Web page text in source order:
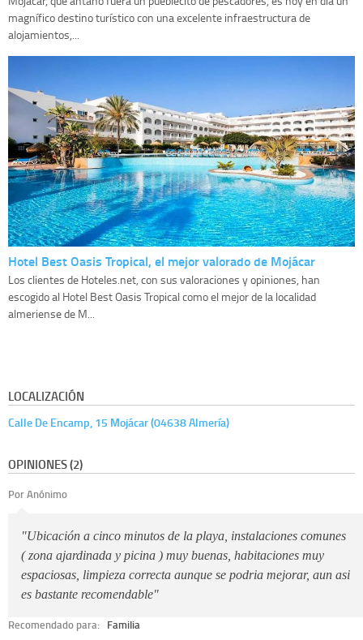
magnífico destino turístico con una excelente infraestructura de
alojamientos,...
Hotel Best Oasis Tropical, el mejor valorado de Mojácar
Los clientes de Hoteles.net, con sus valoraciones y opiniones, han
escogido al Hotel Best Oasis Tropical como el mejor de la localidad
almeriense de M...
LOCALIZACIÓN
Calle De Encamp, 15 Mojácar (04638 Almería)
OPINIONES (2)
Por Anónimo
"Ubicación a cinco minutos de la playa, instalaciones comunes
( zona ajardinada y picina ) muy buenas, habitaciones muy
espaciosas, limpieza correcta aunque se podria mejorar, aun asi
es bastante recomendable"
Recomendado para: Familia